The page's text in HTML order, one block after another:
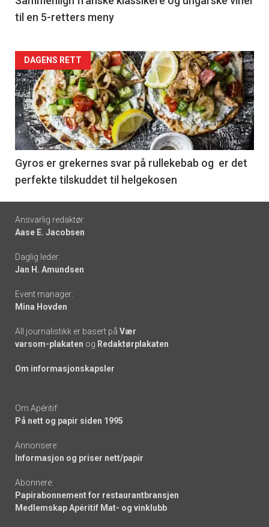
til en 5-retters meny
Forsiden
akkurat
nå
-
6
DAGENS RETT
Gyros er grekernes svar på rullekebab og er det
perfekte tilskuddet til helgekosen
Footer
-
links
Ansvarlig redaktør:
Aase E. Jacobsen
Daglig leder:
Jan H. Amundsen
Event manager:
Mina Hovden
All journalistikk er basert på Vær
varsom-plakaten og Redaktørplakaten
Om informasjonskapsler
Om Apéritif:
På nett og papir siden 1995
Annonsere:
Informasjon og priser nett/papir
Abonnere:
Papirabonnement for restaurantbransjen
Medlemskap Apéritif Mat- og vinklubb